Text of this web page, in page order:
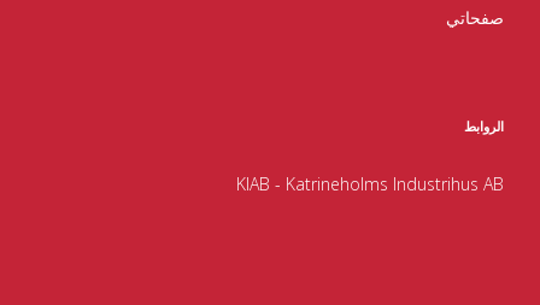
صفحاتي
الروابط
KIAB - Katrineholms Industrihus AB